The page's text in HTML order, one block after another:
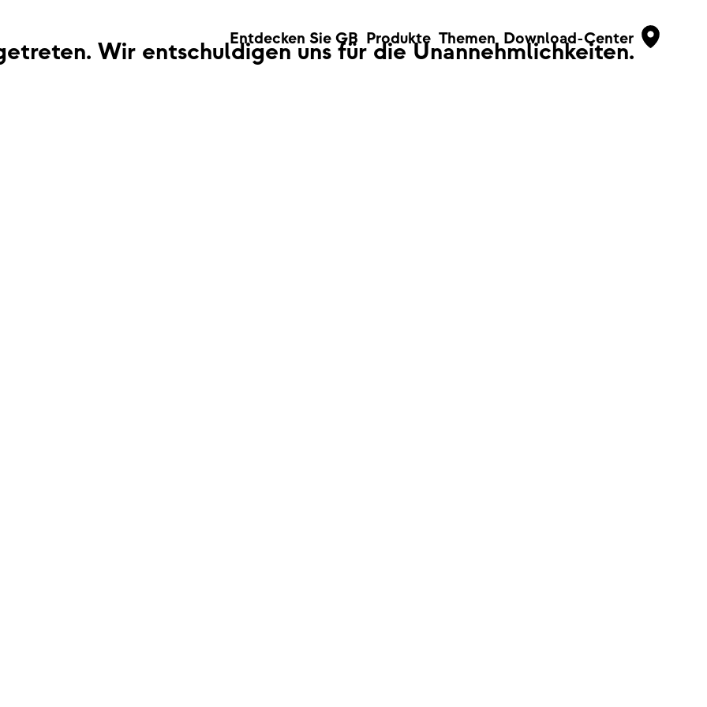
Entdecken Sie GB Produkte Themen Download-Center
Wir entschuldigen uns für die Unannehmlichkeiten.